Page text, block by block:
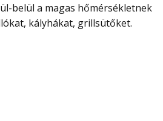
belül a magas hőmérsékletnek
kályhákat, grillsütőket.